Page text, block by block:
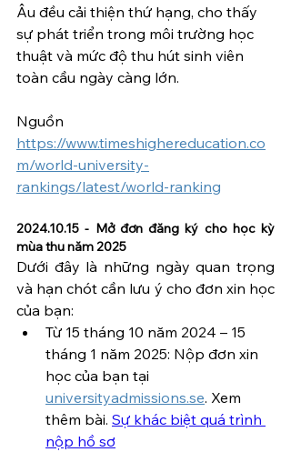
Âu đều cải thiện thứ hạng, cho thấy
sự phát triển trong môi trường học
thuật và mức độ thu hút sinh viên
toàn cầu ngày càng lớn.
Nguồn
https://www.timeshighereducation.co
m/world-university-
rankings/latest/world-ranking
2024.10.15 - Mở đơn đăng ký cho học kỳ
mùa thu năm 2025
Dưới đây là những ngày quan trọng
và hạn chót cần lưu ý cho đơn xin học
của bạn:
Từ 15 tháng 10 năm 2024 – 15
tháng 1 năm 2025: Nộp đơn xin
học của bạn tại
universityadmissions.se. Xem
thêm bài. Sự khác biệt quá trình
nộp hồ sơ